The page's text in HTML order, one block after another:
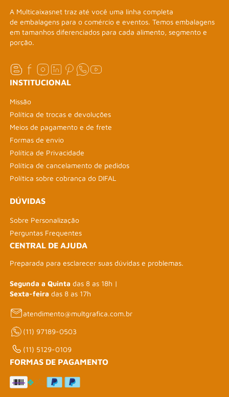
A Multicaixasnet traz até você uma linha completa
de embalagens para o comércio e eventos. Temos embalagens
em tamanhos diferenciados para cada alimento, segmento e
porção.
INSTITUCIONAL
Missão
Política de trocas e devoluções
Meios de pagamento e de frete
Formas de envio
Política de Privacidade
Política de cancelamento de pedidos
Política sobre cobrança do DIFAL
DÚVIDAS
Sobre Personalização
Perguntas Frequentes
CENTRAL DE AJUDA
Preparada para esclarecer suas dúvidas e problemas.
Segunda a Quinta das 8 as 18h |
Sexta-feira das 8 as 17h
atendimento@multgrafica.com.br
(11) 97189-0503
(11) 5129-0109
FORMAS DE PAGAMENTO